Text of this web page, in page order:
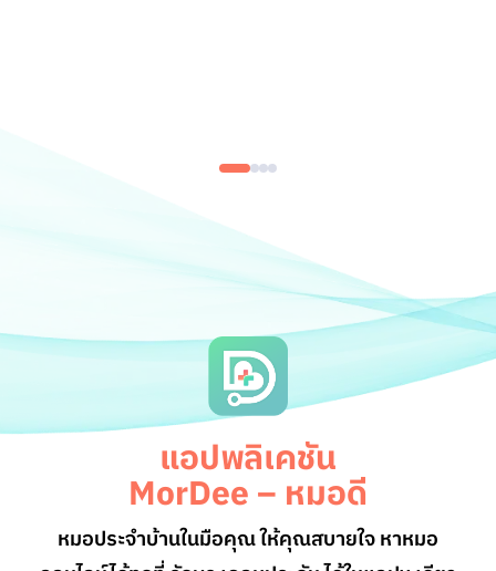
แอปพลิเคชัน
MorDee – หมอดี
หมอประจำบ้านในมือคุณ ให้คุณสบายใจ หาหมอ